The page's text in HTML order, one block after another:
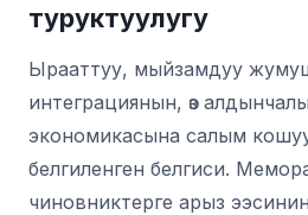
туруктуулугу
Ырааттуу, мыйзамдуу
интеграциянын, өз
экономикасына салым
белгиленген белгиси.
чиновниктерге арыз